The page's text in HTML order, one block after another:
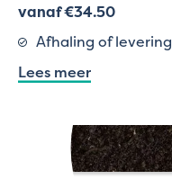
vanaf €34.50
Afhaling of levering
Lees meer